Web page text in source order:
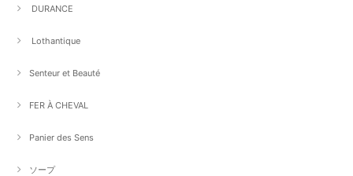
DURANCE
Lothantique
Senteur et Beauté
FER À CHEVAL
Panier des Sens
ソープ